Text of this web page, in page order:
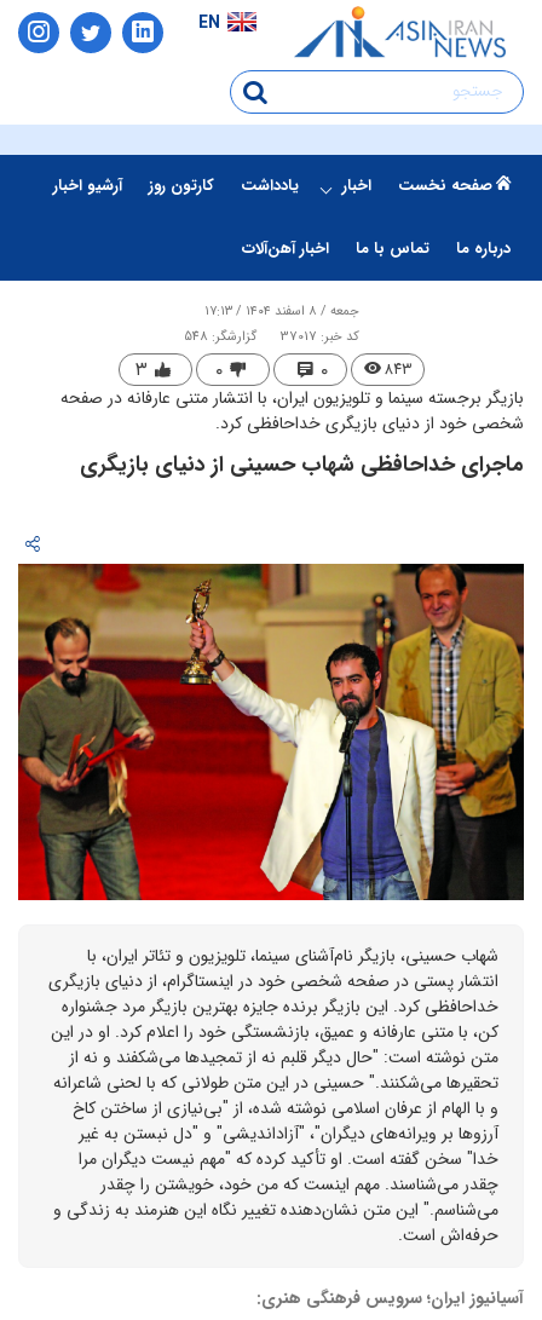
EN
صفحه نخست اخبار یادداشت کارتون روز آرشیو اخبار
درباره ما تماس با ما اخبار آهن‌آلات
جمعه / ۸ اسفند ۱۴۰۴ / ۱۷:۱۳
کد خبر: 37017
گزارشگر: 548
۸۴۳ ۰ ۰ ۳
بازیگر برجسته سینما و تلویزیون ایران، با انتشار متنی عارفانه در صفحه
شخصی خود از دنیای بازیگری خداحافظی کرد.
ماجرای خداحافظی شهاب حسینی از دنیای بازیگری
شهاب حسینی، بازیگر نام‌آشنای سینما، تلویزیون و تئاتر ایران، با
انتشار پستی در صفحه شخصی خود در اینستاگرام، از دنیای بازیگری
خداحافظی کرد. این بازیگر برنده جایزه بهترین بازیگر مرد جشنواره
کن، با متنی عارفانه و عمیق، بازنشستگی خود را اعلام کرد. او در این
متن نوشته است: "حال دیگر قلبم نه از تمجیدها می‌شکفند و نه از
تحقیرها می‌شکنند." حسینی در این متن طولانی که با لحنی شاعرانه
و با الهام از عرفان اسلامی نوشته شده، از "بی‌نیازی از ساختن کاخ
آرزوها بر ویرانه‌های دیگران"، "آزاداندیشی" و "دل نبستن به غیر
خدا" سخن گفته است. او تأکید کرده که "مهم نیست دیگران مرا
چقدر می‌شناسند. مهم اینست که من خود، خویشتن را چقدر
می‌شناسم." این متن نشان‌دهنده تغییر نگاه این هنرمند به زندگی و
حرفه‌اش است.
آسیانیوز ایران؛ سرویس فرهنگی هنری: